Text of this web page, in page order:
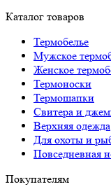
Каталог товаров
Термобелье
Мужское
Женское
Термоноски
Термошапки
Свитера и
Верхняя одежда
Для охоты и
Повседневная
Покупателям